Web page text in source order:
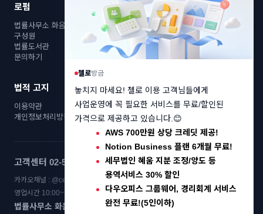
로펌
법률사무소 화음
구성원
법률도서관
문의하기
법적 고지
이용약관
개인정보처리방침
고객센터 02-522-0413
카카오채널 : @cello | 이메일 : help@cello.bz
영업시간 10:00~17:00 | 점심시간 12:30~13:30
법률사무소 화음
첼로방금
놓치지 마세요! 첼로 이용 고객님들에게
사업운영에 꼭 필요한 서비스를 무료/할인된
가격으로 제공하고 있습니다.😊
AWS 700만원 상당 크레딧 제공!
Notion Business 플랜 6개월 무료!
세무법인 혜움 지분 조정/양도 등
용역서비스 30% 할인
다우오피스 그룹웨어, 경리회계 서비스
완전 무료!(5인이하)